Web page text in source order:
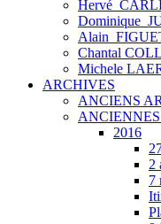
Chantal
Michele
ARCHIVES
ANCIENS
2016
2
7